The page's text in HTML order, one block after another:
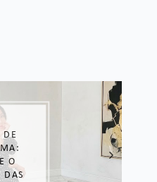
DE
O
DAS